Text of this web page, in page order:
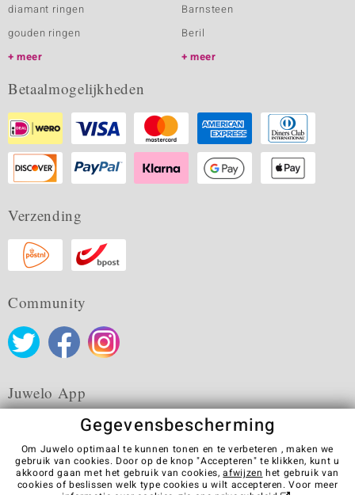
diamant ringen
gouden ringen
meer
Barnsteen
Beril
meer
Betaalmogelijkheden
Verzending
Community
Juwelo App
Algemene verkoopvoorwaarden Privacybeleid
Cookies
Gegevensbescherming
Om Juwelo optimaal te kunnen tonen en te verbeteren , maken we
gebruik van cookies. Door op de knop "Accepteren" te klikken, kunt u
akkoord gaan met het gebruik van cookies,afwijzen het gebruik van
cookies of beslissen welk type cookies u wilt accepteren. Voor meer